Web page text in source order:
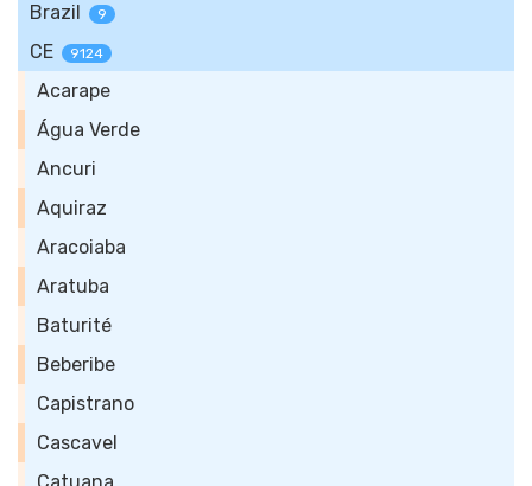
Brazil 9
CE 9124
Acarape
Água Verde
Ancuri
Aquiraz
Aracoiaba
Aratuba
Baturité
Beberibe
Capistrano
Cascavel